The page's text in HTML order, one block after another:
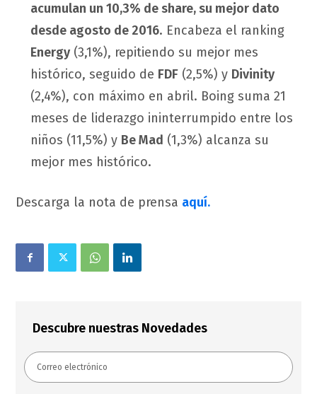
acumulan un 10,3% de share, su mejor dato
desde agosto de 2016. Encabeza el ranking
Energy (3,1%), repitiendo su mejor mes
histórico, seguido de FDF (2,5%) y Divinity
(2,4%), con máximo en abril. Boing suma 21
meses de liderazgo ininterrumpido entre los
niños (11,5%) y Be Mad (1,3%) alcanza su
mejor mes histórico.
Descarga la nota de prensa aquí.
Descubre nuestras Novedades